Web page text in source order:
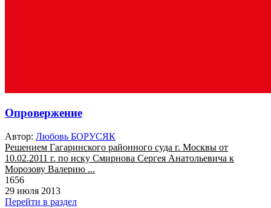
Опровержение
Автор: Любовь БОРУСЯК
Решением Гагаринского районного суда г. Москвы от
10.02.2011 г. по иску Смирнова Сергея Анатольевича к
Морозову Валерию ...
1656
29 июля 2013
Перейти в раздел